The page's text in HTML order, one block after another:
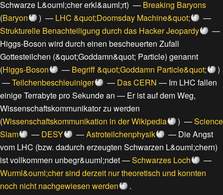
Schwarze L&ouml;cher erkl&auml;rt) — Breaking Baryons
(Baryon ) — LHC &quot;Doomsday Machine&quot;
—
Strukturelle Benachteiligung durch das Hacker Jeopardy
—
Higgs-Boson wird durch einen bescheuerten Zufall
Gottesteilchen (&quot;Goddamn&quot; Particle) genannt
(Higgs-Boson — Begriff &quot;Goddamn Particle&quot;
)
—Teilchenbeschleuiniger — Das CERN — Im LHC fallen
einige Terrabyte pro Sekunde an — Er ist auf dem Weg,
Wissenschaftskommunikator zu werden
(Wissenschaftskommunikation in der Wikipedia ) —Science
Slam
— DESY —Astroteilchenphysik — Die Angst
vom LHC (bzw. dadurch erzeugten Schwarzen L&ouml;chern)
ist vollkommen unbegr&uuml;ndet—Schwarzes Loch
—
Wurml&ouml;cher sind derzeit nur theoretisch und konnten
noch nicht nachgewiesen werden
.